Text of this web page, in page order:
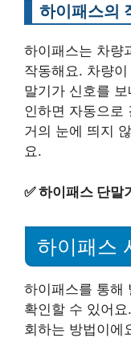
하이패스의
하이패스는 차량
작동해요. 차량
말기가 신호를
인하면 자동으로
거의 눈에 띄지
요.
✅하이패스 단말
하이패스
하이패스를 통해
확인할 수 있어
회하는 방법이에